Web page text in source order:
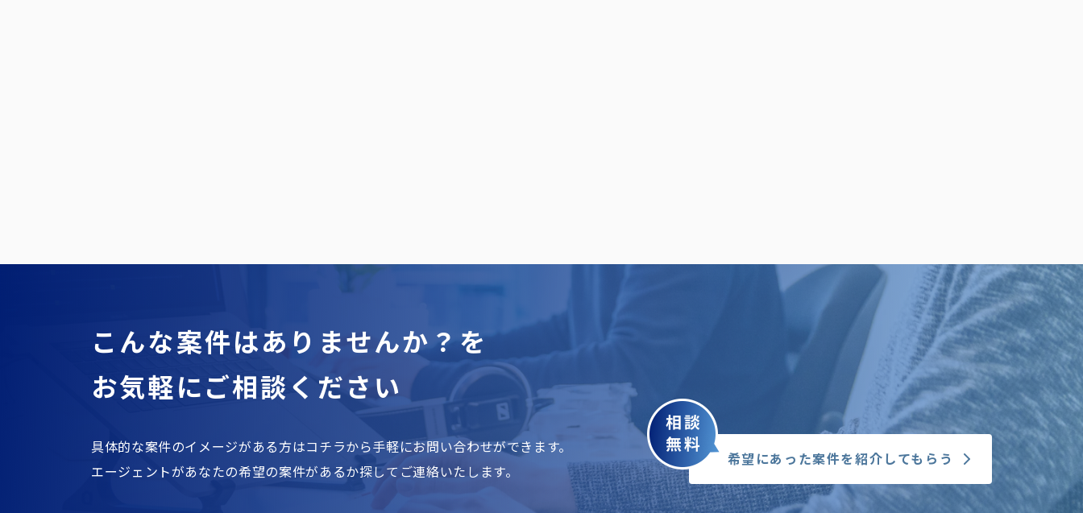
こんな案件はありませんか？を
お気軽にご相談ください
具体的な案件のイメージがある方はコチラから手軽にお問い合わせができます。
エージェントがあなたの希望の案件があるか探してご連絡いたします。
希望にあった案件を紹介してもらう